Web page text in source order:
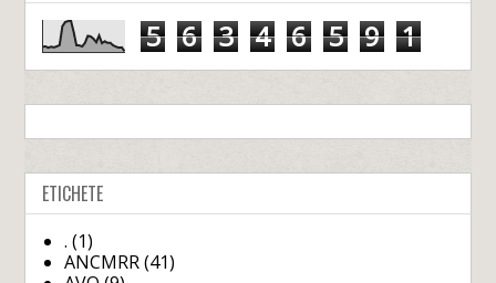
5 6 3 4 6 5 9 1
ETICHETE
. (1)
ANCMRR (41)